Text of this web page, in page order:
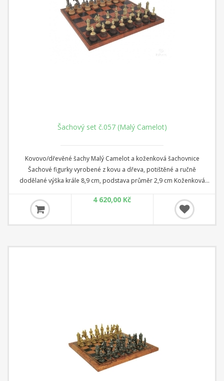
Šachový set č.057 (Malý Camelot)
Kovovo/dřevěné šachy Malý Camelot a koženková šachovnice
Šachové figurky vyrobené z kovu a dřeva, potištěné a ručně
dodělané výška krále 8,9 cm, podstava průměr 2,9 cm Koženková
4 620,00 Kč